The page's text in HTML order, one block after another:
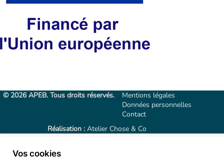
© 2026 APEB. Tous droits réservés.
Mentions légales
Données personnelles
Contact
Réalisation : Atelier Chose & Co
Vos cookies